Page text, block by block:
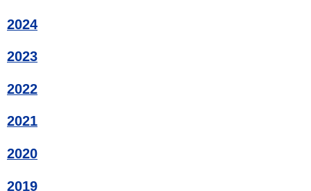
2024
2023
2022
2021
2020
2019